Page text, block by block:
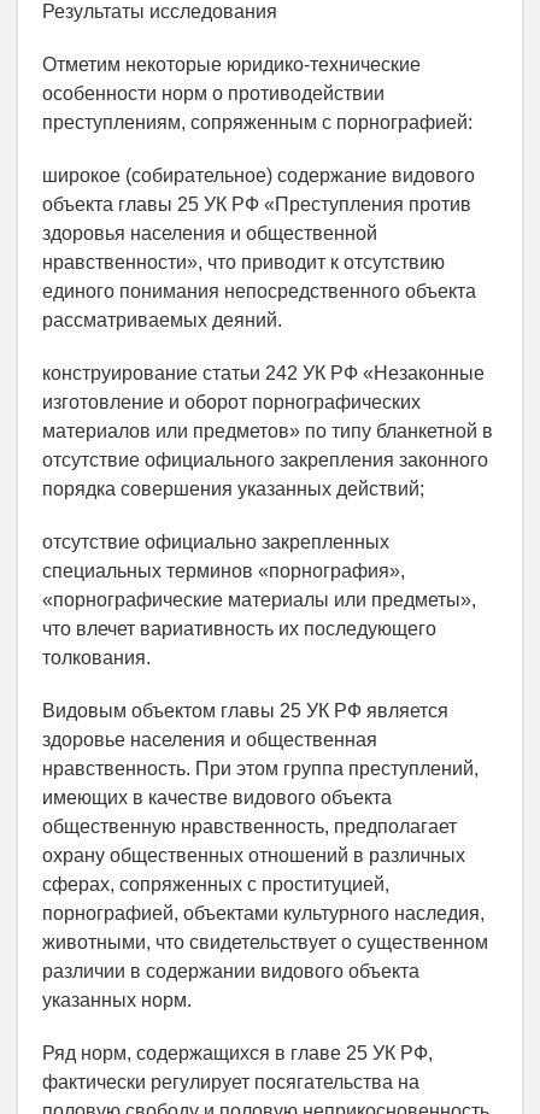
Результаты исследования
Отметим некоторые юридико-технические
особенности норм о противодействии
преступлениям, сопряженным с порнографией:
широкое (собирательное) содержание видового
объекта главы 25 УК РФ «Преступления против
здоровья населения и общественной
нравственности», что приводит к отсутствию
единого понимания непосредственного объекта
рассматриваемых деяний.
конструирование статьи 242 УК РФ «Незаконные
изготовление и оборот порнографических
материалов или предметов» по типу бланкетной в
отсутствие официального закрепления законного
порядка совершения указанных действий;
отсутствие официально закрепленных
специальных терминов «порнография»,
«порнографические материалы или предметы»,
что влечет вариативность их последующего
толкования.
Видовым объектом главы 25 УК РФ является
здоровье населения и общественная
нравственность. При этом группа преступлений,
имеющих в качестве видового объекта
общественную нравственность, предполагает
охрану общественных отношений в различных
сферах, сопряженных с проституцией,
порнографией, объектами культурного наследия,
животными, что свидетельствует о существенном
различии в содержании видового объекта
указанных норм.
Ряд норм, содержащихся в главе 25 УК РФ,
фактически регулирует посягательства на